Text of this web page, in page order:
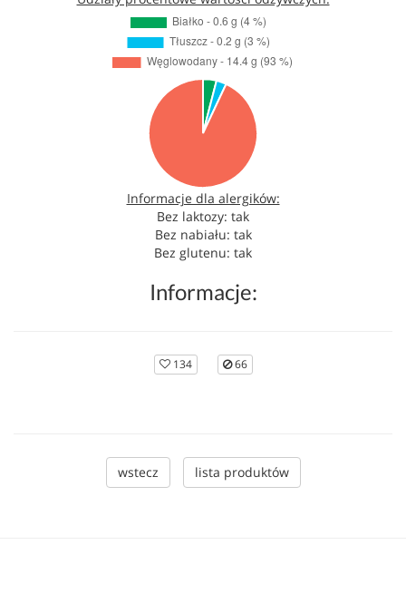
Informacje dla alergików:
Bez laktozy: tak
Bez nabiału: tak
Bez glutenu: tak
Informacje:
134 66
wstecz lista produktów